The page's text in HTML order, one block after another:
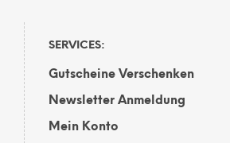
Produktseite
werden
SERVICES:
Gutscheine Verschenken
Newsletter Anmeldung
Mein Konto